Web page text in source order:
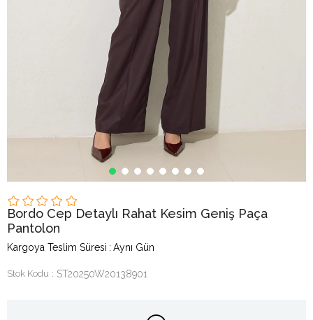
Bordo Cep Detaylı Rahat Kesim Geniş Paça
Pantolon
Kargoya Teslim Süresi : Aynı Gün
Stok Kodu ST20250W20138901